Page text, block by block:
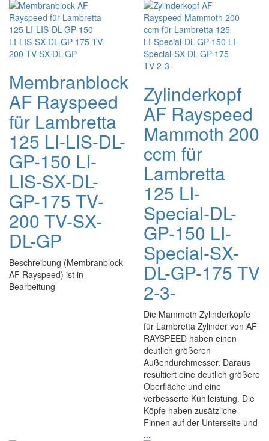
Membranblock
AF Rayspeed
für Lambretta
125 LI-LIS-DL-
GP-150 LI-
LIS-SX-DL-
GP-175 TV-
200 TV-SX-
DL-GP
Beschreibung (Membranblock
AF Rayspeed) ist in
Bearbeitung
Zylinderkopf
AF Rayspeed
Mammoth 200
ccm für
Lambretta
125 LI-
Special-DL-
GP-150 LI-
Special-SX-
DL-GP-175 TV
2-3-
Die Mammoth Zylinderköpfe
für Lambretta Zylinder von AF
RAYSPEED haben einen
deutlich größeren
Außendurchmesser. Daraus
resultiert eine deutlich größere
Oberfläche und eine
verbesserte Kühlleistung. Die
Köpfe haben zusätzliche
Finnen auf der Unterseite und
...